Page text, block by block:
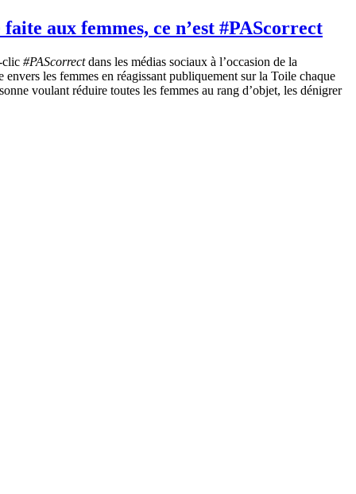
aux femmes, ce n’est #PAScorrect
clic #PAScorrectdans les médias sociaux à l’occasion de la
les femmes en réagissant publiquement sur la Toile chaque
voulant réduire toutes les femmes au rang d’objet, les dénigrer